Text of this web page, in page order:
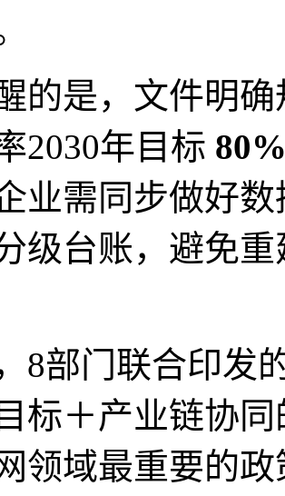
的是，文件明
2030年目标
业需同步做好
级台账，避免
8部门联合印发
标＋产业链协
领域最重要的